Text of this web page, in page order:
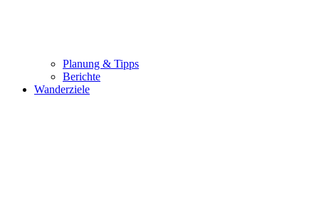
Planung & Tipps
Berichte
Wanderziele